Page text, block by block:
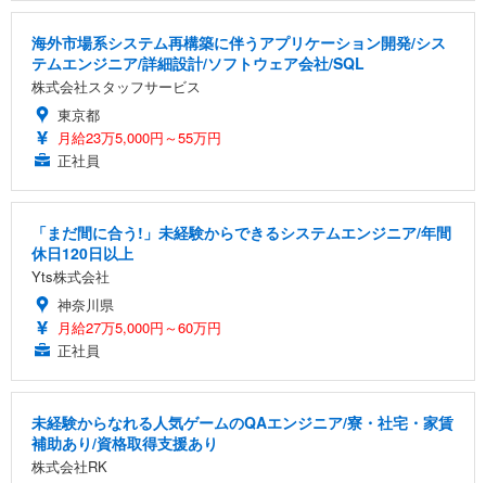
海外市場系システム再構築に伴うアプリケーション開発/シス
テムエンジニア/詳細設計/ソフトウェア会社/SQL
株式会社スタッフサービス
東京都
月給23万5,000円～55万円
正社員
「まだ間に合う!」未経験からできるシステムエンジニア/年間
休日120日以上
Yts株式会社
神奈川県
月給27万5,000円～60万円
正社員
未経験からなれる人気ゲームのQAエンジニア/寮・社宅・家賃
補助あり/資格取得支援あり
株式会社RK